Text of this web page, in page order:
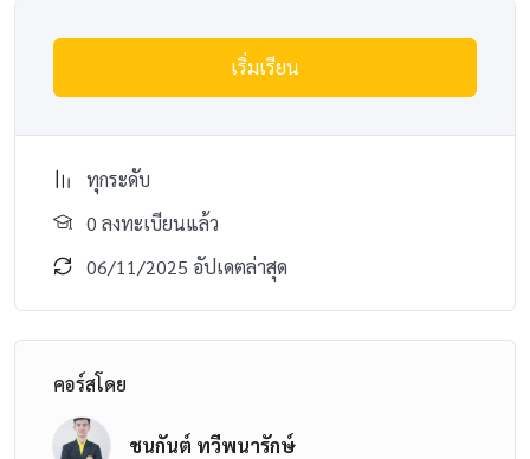
เริ่มเรียน
ทุกระดับ
0 ลงทะเบียนแล้ว
06/11/2025 อัปเดตล่าสุด
คอร์สโดย
ชนกันต์ ทวีพนารักษ์